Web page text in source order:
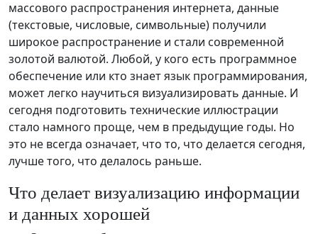
массового распространения интернета, данные
(текстовые, числовые, символьные) получили
широкое распространение и стали современной
золотой валютой. Любой, у кого есть программное
обеспечение или кто знает язык программирования,
может легко научиться визуализировать данные. И
сегодня подготовить технические иллюстрации
стало намного проще, чем в предыдущие годы. Но
это не всегда означает, что то, что делается сегодня,
лучше того, что делалось раньше.
Что делает визуализацию информации
и данных хорошей